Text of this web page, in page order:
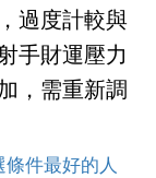
過度計較與
手財運壓力
，需重新調
條件最好的人